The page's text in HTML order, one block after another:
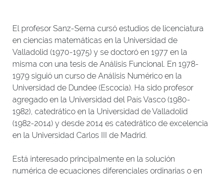
El profesor Sanz-Serna cursó estudios de licenciatura
en ciencias matemáticas en la Universidad de
Valladolid (1970-1975) y se doctoró en 1977 en la
misma con una tesis de Análisis Funcional. En 1978-
1979 siguió un curso de Análisis Numérico en la
Universidad de Dundee (Escocia). Ha sido profesor
agregado en la Universidad del País Vasco (1980-
1982), catedrático en la Universidad de Valladolid
(1982-2014) y desde 2014 es catedrático de excelencia
en la Universidad Carlos III de Madrid.
Está interesado principalmente en la solución
numérica de ecuaciones diferenciales ordinarias o en